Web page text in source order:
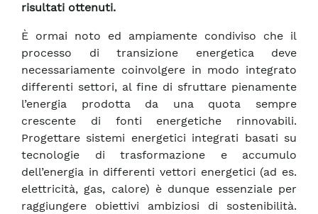
risultati ottenuti.
È ormai noto ed ampiamente condiviso che il
processo di transizione energetica deve
necessariamente coinvolgere in modo integrato
differenti settori, al fine di sfruttare pienamente
l’energia prodotta da una quota sempre
crescente di fonti energetiche rinnovabili.
Progettare sistemi energetici integrati basati su
tecnologie di trasformazione e accumulo
dell’energia in differenti vettori energetici (ad es.
elettricità, gas, calore) è dunque essenziale per
raggiungere obiettivi ambiziosi di sostenibilità.